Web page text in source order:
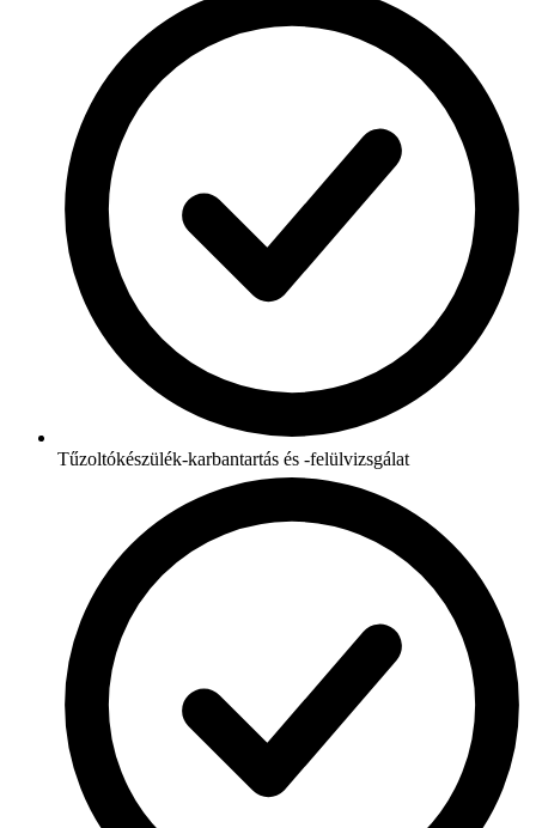
Tűzoltókészülék-karbantartás és -felülvizsgálat